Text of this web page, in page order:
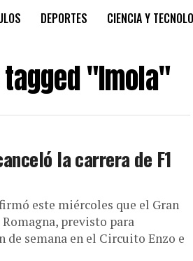
DEPORTES CIENCIA Y
"Imola"
la carrera de F1
este miércoles que el Gran
previsto para
de semana en el Circuito Enzo e